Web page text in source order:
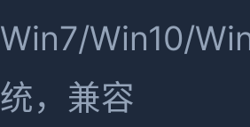
Win7/Win10/
统，兼容